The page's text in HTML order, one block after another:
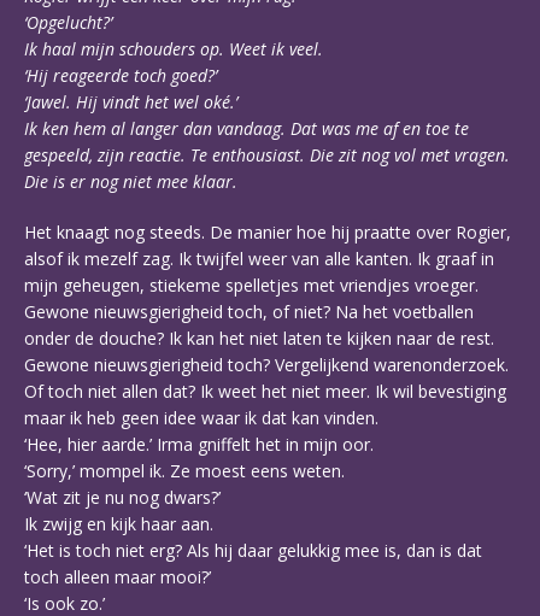
‘Opgelucht?’
Ik haal mijn schouders op. Weet ik veel.
‘Hij reageerde toch goed?’
‘Jawel. Hij vindt het wel oké.’
Ik ken hem al langer dan vandaag. Dat was me af en toe te
gespeeld, zijn reactie. Te enthousiast. Die zit nog vol met vragen.
Die is er nog niet mee klaar.
Het knaagt nog steeds. De manier hoe hij praatte over Rogier,
alsof ik mezelf zag. Ik twijfel weer van alle kanten. Ik graaf in
mijn geheugen, stiekeme spelletjes met vriendjes vroeger.
Gewone nieuwsgierigheid toch, of niet? Na het voetballen
onder de douche? Ik kan het niet laten te kijken naar de rest.
Gewone nieuwsgierigheid toch? Vergelijkend warenonderzoek.
Of toch niet allen dat? Ik weet het niet meer. Ik wil bevestiging
maar ik heb geen idee waar ik dat kan vinden.
‘Hee, hier aarde.’ Irma gniffelt het in mijn oor.
‘Sorry,’ mompel ik. Ze moest eens weten.
‘Wat zit je nu nog dwars?’
Ik zwijg en kijk haar aan.
‘Het is toch niet erg? Als hij daar gelukkig mee is, dan is dat
toch alleen maar mooi?’
‘Is ook zo.’